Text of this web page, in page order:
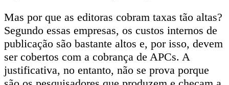
Mas por que as editoras cobram taxas tão altas?
Segundo essas empresas, os custos internos de
publicação são bastante altos e, por isso, devem
ser cobertos com a cobrança de APCs. A
justificativa, no entanto, não se prova porque